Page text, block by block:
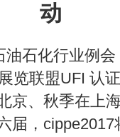
动
油石化行业例
览联盟UFI 认
京、秋季在上
届，cippe2017